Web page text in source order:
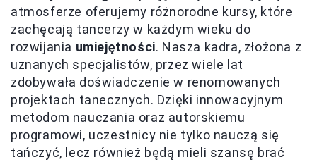
atmosferze oferujemy różnorodne kursy, które
zachęcają tancerzy w każdym wieku do
rozwijania umiejętności. Nasza kadra, złożona z
uznanych specjalistów, przez wiele lat
zdobywała doświadczenie w renomowanych
projektach tanecznych. Dzięki innowacyjnym
metodom nauczania oraz autorskiemu
programowi, uczestnicy nie tylko nauczą się
tańczyć, lecz również będą mieli szansę brać